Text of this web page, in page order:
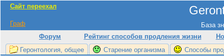
Сайт переехал
База
Граф
Форум
Рейтинг способов продления жизни
Геронтология, общее
Старение организма Способы